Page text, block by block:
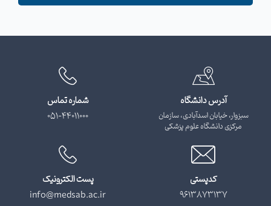
آدرس دانشگاه
سبزوار، خیابان اسدآبادی، سازمان
مرکزی دانشگاه علوم پزشکی
شماره تماس
051-44011000
کدپستی
9613873137
پست الکترونیک
info@medsab.ac.ir